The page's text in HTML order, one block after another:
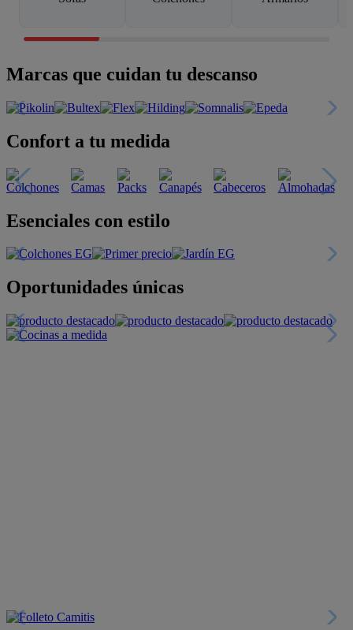
Marcas que cuidan tu descanso
Confort a tu medida
Esenciales con estilo
Oportunidades únicas